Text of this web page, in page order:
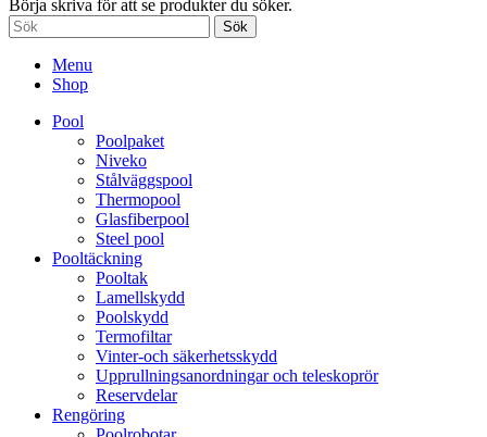
Börja skriva för att se produkter du söker.
Sök
Menu
Shop
Pool
Poolpaket
Niveko
Stålväggspool
Thermopool
Glasfiberpool
Steel pool
Pooltäckning
Pooltak
Lamellskydd
Poolskydd
Termofiltar
Vinter-och säkerhetsskydd
Upprullningsanordningar och teleskoprör
Reservdelar
Rengöring